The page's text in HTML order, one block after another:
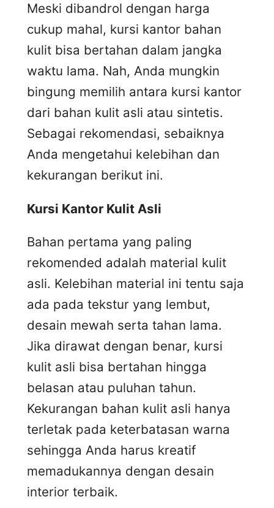
Meski dibandrol dengan harga
cukup mahal, kursi kantor bahan
kulit bisa bertahan dalam jangka
waktu lama. Nah, Anda mungkin
bingung memilih antara kursi kantor
dari bahan kulit asli atau sintetis.
Sebagai rekomendasi, sebaiknya
Anda mengetahui kelebihan dan
kekurangan berikut ini.
Kursi Kantor Kulit Asli
Bahan pertama yang paling
rekomended adalah material kulit
asli. Kelebihan material ini tentu saja
ada pada tekstur yang lembut,
desain mewah serta tahan lama.
Jika dirawat dengan benar, kursi
kulit asli bisa bertahan hingga
belasan atau puluhan tahun.
Kekurangan bahan kulit asli hanya
terletak pada keterbatasan warna
sehingga Anda harus kreatif
memadukannya dengan desain
interior terbaik.